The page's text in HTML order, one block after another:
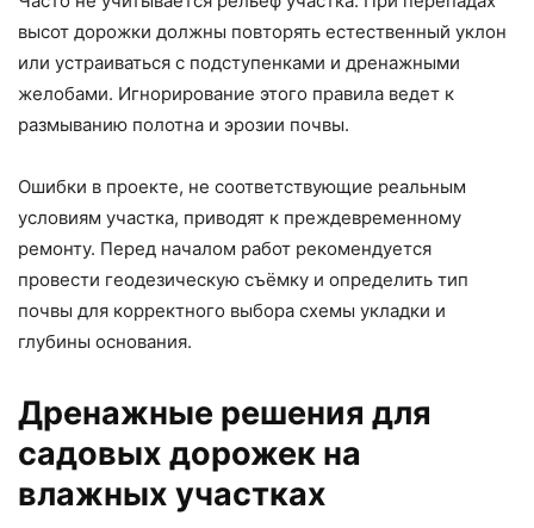
высот дорожки должны повторять естественный уклон
или устраиваться с подступенками и дренажными
желобами. Игнорирование этого правила ведет к
размыванию полотна и эрозии почвы.
Ошибки в проекте, не соответствующие реальным
условиям участка, приводят к преждевременному
ремонту. Перед началом работ рекомендуется
провести геодезическую съёмку и определить тип
почвы для корректного выбора схемы укладки и
глубины основания.
Дренажные решения для
садовых дорожек на
влажных участках